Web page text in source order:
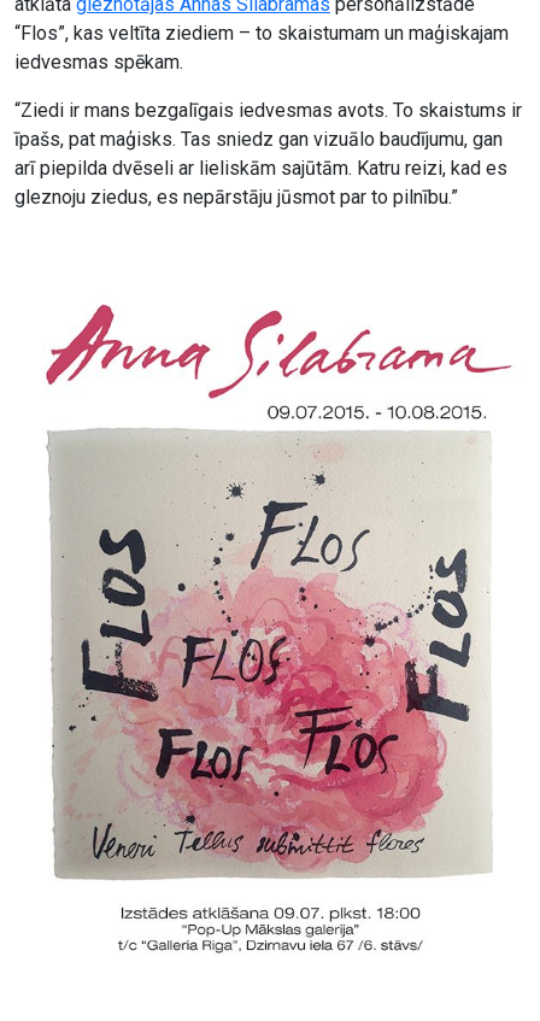
“Flos”, kas veltīta ziediem – to skaistumam un maģiskajam
iedvesmas spēkam.
“Ziedi ir mans bezgalīgais iedvesmas avots. To skaistums ir
īpašs, pat maģisks. Tas sniedz gan vizuālo baudījumu, gan
arī piepilda dvēseli ar lieliskām sajūtām. Katru reizi, kad es
gleznoju ziedus, es nepārstāju jūsmot par to pilnību.”